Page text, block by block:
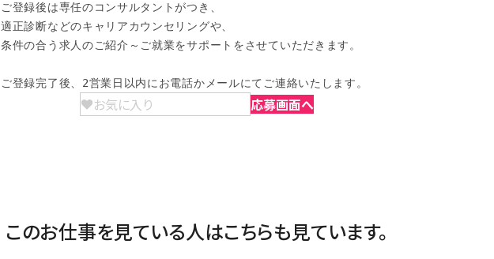
ご登録後は専任のコンサルタントがつき、
適正診断などのキャリアカウンセリングや、
条件の合う求人のご紹介～ご就業をサポートをさせていただきます。
ご登録完了後、2営業日以内にお電話かメールにてご連絡いたします。
お気に入り 応募画面へ
このお仕事を見ている人はこちらも見ています。